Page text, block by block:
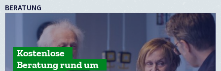
BERATUNG
Kostenlose
Beratung rund um